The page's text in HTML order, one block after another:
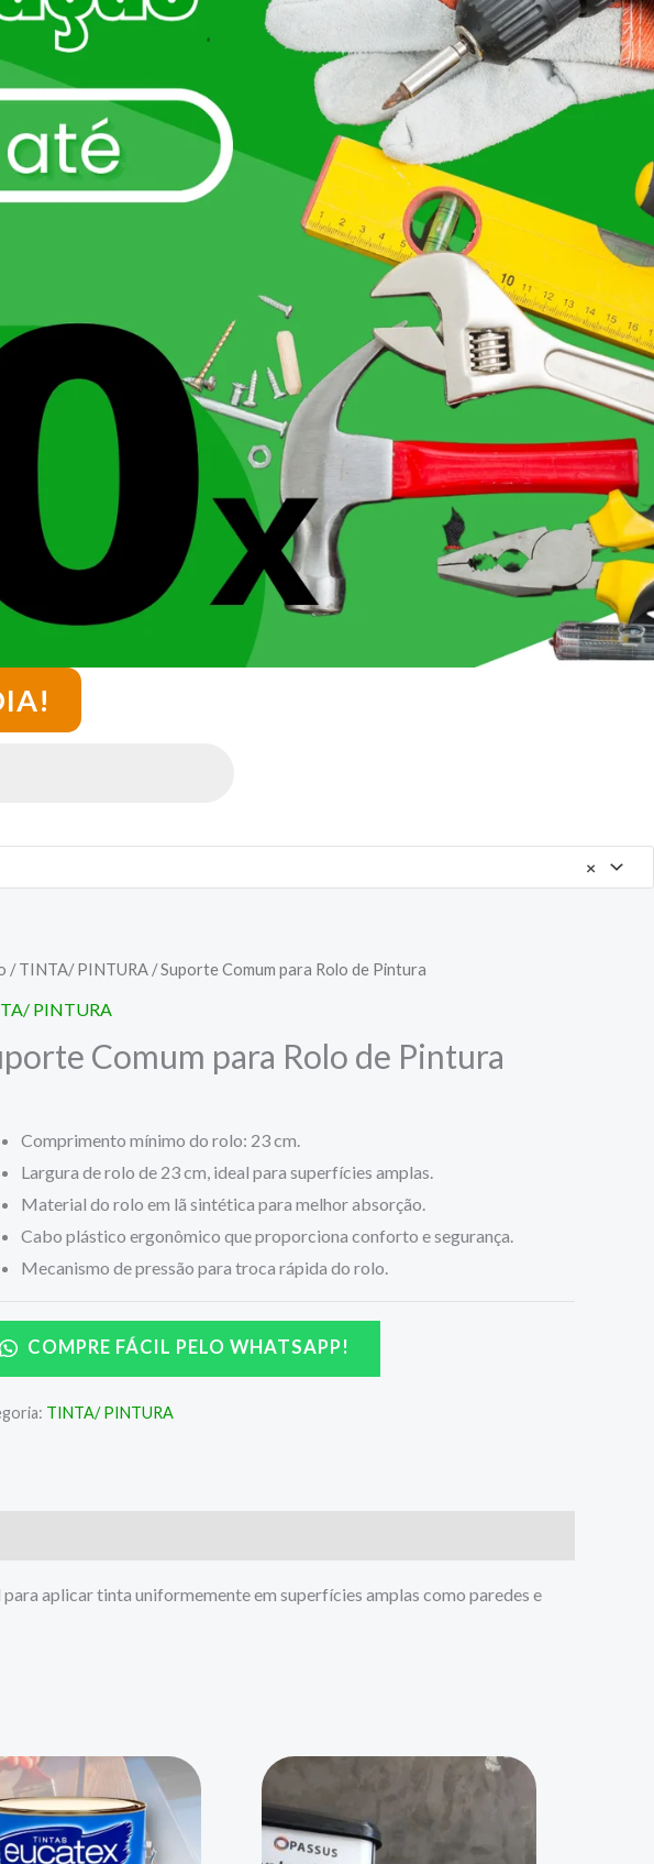
×
/TINTA/ PINTURA / Suporte Comum para Rolo de Pintura
PINTURA
Comum para Rolo de Pintura
Comprimento mínimo do rolo: 23 cm.
Largura de rolo de 23 cm, ideal para superfícies amplas.
Material do rolo em lã sintética para melhor absorção.
Cabo plástico ergonômico que proporciona conforto e segurança.
Mecanismo de pressão para troca rápida do rolo.
COMPRE FÁCIL PELO WHATSAPP!
TINTA/ PINTURA
para aplicar tinta uniformemente em superfícies amplas como paredes e